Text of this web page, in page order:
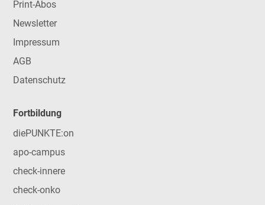
Print-Abos
Newsletter
Impressum
AGB
Datenschutz
Fortbildung
diePUNKTE:on
apo-campus
check-innere
check-onko